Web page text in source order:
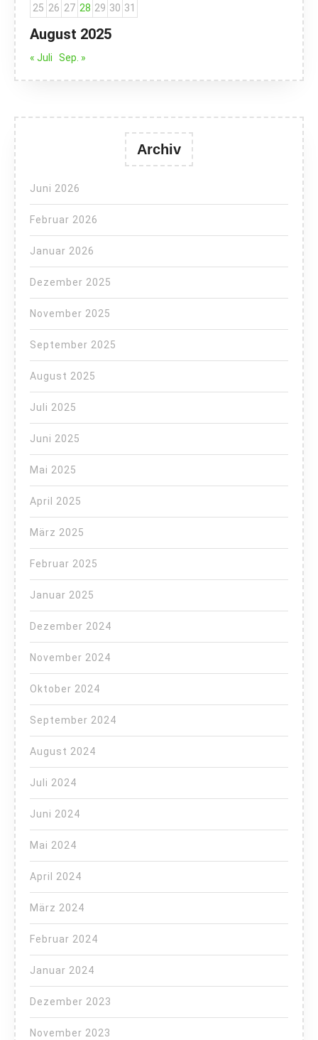
August 2025
25 26 27 28 29 30 31
« Juli Sep. »
Archiv
Juni 2026
Februar 2026
Januar 2026
Dezember 2025
November 2025
September 2025
August 2025
Juli 2025
Juni 2025
Mai 2025
April 2025
März 2025
Februar 2025
Januar 2025
Dezember 2024
November 2024
Oktober 2024
September 2024
August 2024
Juli 2024
Juni 2024
Mai 2024
April 2024
März 2024
Februar 2024
Januar 2024
Dezember 2023
November 2023